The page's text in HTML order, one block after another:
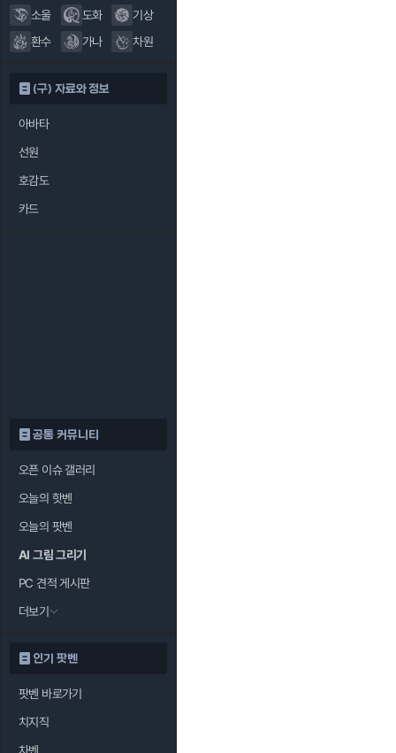
소울
도화
기상
환수
가나 차원
(구) 자료와 정보
아바타
선원
호감도
카드
공통 커뮤니티
오픈 이슈 갤러리
오늘의 핫벤
오늘의 팟벤
AI 그림 그리기
PC 견적 게시판
더보기
인기 팟벤
팟벤 바로가기
치지직